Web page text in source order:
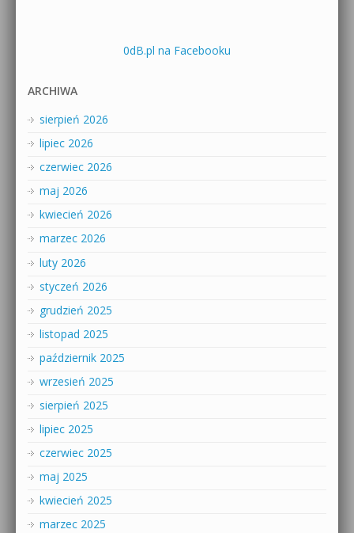
0dB.pl na Facebooku
ARCHIWA
sierpień 2026
lipiec 2026
czerwiec 2026
maj 2026
kwiecień 2026
marzec 2026
luty 2026
styczeń 2026
grudzień 2025
listopad 2025
październik 2025
wrzesień 2025
sierpień 2025
lipiec 2025
czerwiec 2025
maj 2025
kwiecień 2025
marzec 2025